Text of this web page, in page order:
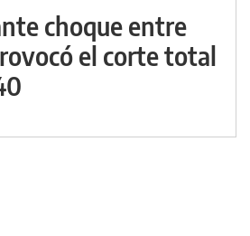
choque entre
el corte total